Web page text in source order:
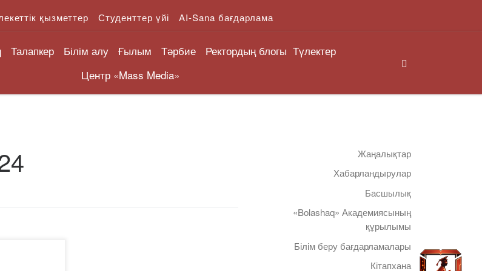
қызметтер Студенттер үйі AI-Sana бағдарлама
Талапкер Білім алу Ғылым Тәрбие Ректордың блогы Түлектер
Центр «Mass Media»
Жаңалықтар
Хабарландырулар
Басшылық
«Bolashaq» Академиясының
құрылымы
Білім беру бағдарламалары
Кітапхана